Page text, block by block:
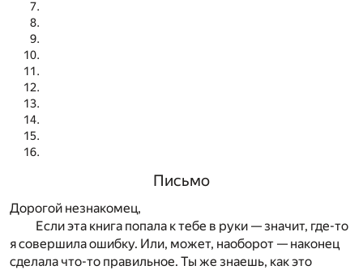
Письмо
Дорогой незнакомец,
Если эта книга попала к тебе в руки — значит, где-то
я совершила ошибку. Или, может, наоборот — наконец
сделала что-то правильное. Ты же знаешь, как это